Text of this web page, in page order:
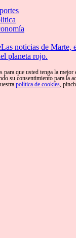
Las noticias de Marte,
planeta rojo.
para que usted tenga la mejor
su consentimiento para la
política de cookies,